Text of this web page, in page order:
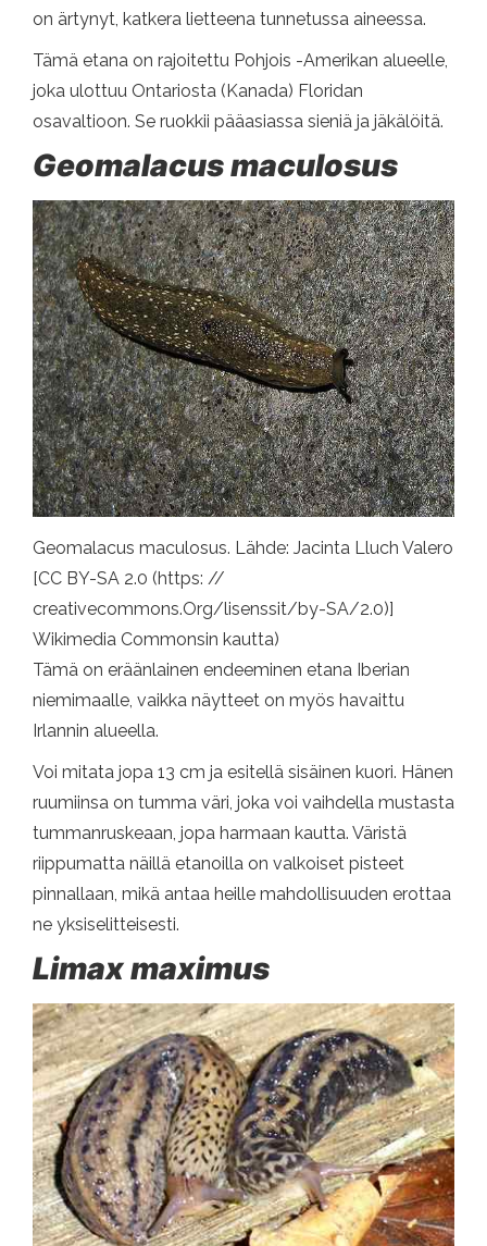
on ärtynyt, katkera lietteena tunnetussa aineessa.
Tämä etana on rajoitettu Pohjois -Amerikan alueelle,
joka ulottuu Ontariosta (Kanada) Floridan
osavaltioon. Se ruokkii pääasiassa sieniä ja jäkälöitä.
Geomalacus maculosus
Geomalacus maculosus. Lähde: Jacinta Lluch Valero
[CC BY-SA 2.0 (https: //
creativecommons.Org/lisenssit/by-SA/2.0)]
Wikimedia Commonsin kautta)
Tämä on eräänlainen endeeminen etana Iberian
niemimaalle, vaikka näytteet on myös havaittu
Irlannin alueella.
Voi mitata jopa 13 cm ja esitellä sisäinen kuori. Hänen
ruumiinsa on tumma väri, joka voi vaihdella mustasta
tummanruskeaan, jopa harmaan kautta. Väristä
riippumatta näillä etanoilla on valkoiset pisteet
pinnallaan, mikä antaa heille mahdollisuuden erottaa
ne yksiselitteisesti.
Limax maximus